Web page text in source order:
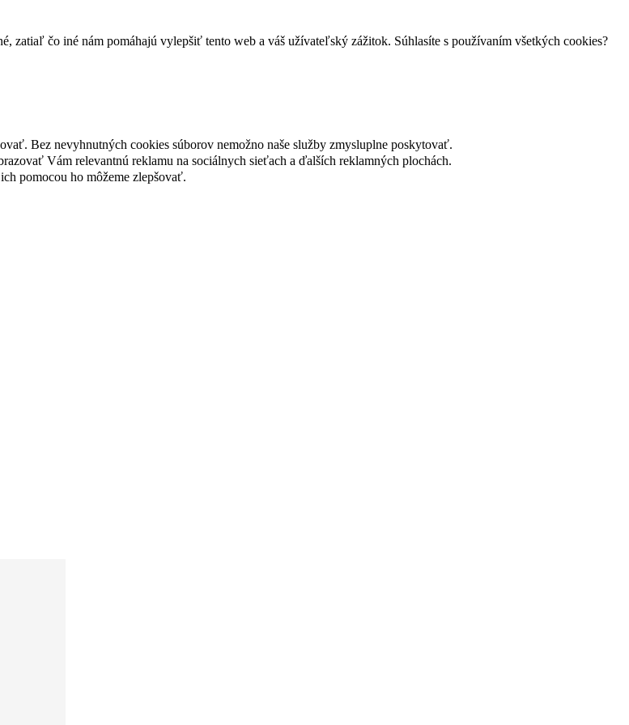
zatiaľ čo iné nám pomáhajú vylepšiť tento web a váš užívateľský zážitok. Súhlasíte s používaním všetkých cookies?
Bez nevyhnutných cookies súborov nemožno naše služby zmysluplne poskytovať.
Vám relevantnú reklamu na sociálnych sieťach a ďalších reklamných plochách.
pomocou ho môžeme zlepšovať.